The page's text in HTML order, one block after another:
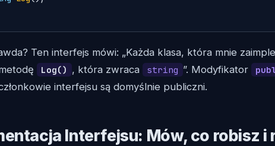
Ten interfejs mówi: „Każda klasa, która mnie
Log() , która zwraca string ”. Modyfikator
interfejsu są domyślnie publiczni.
Interfejsu: Mów, co robisz i